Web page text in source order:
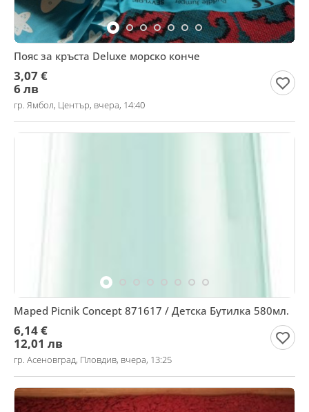
Пояс за кръста Deluxe морско конче
3,07 €
6 лв
гр. Ямбол, Център, вчера, 14:40
Maped Picnik Concept 871617 / Детска Бутилка 580мл.
6,14 €
12,01 лв
гр. Асеновград, Пловдив, вчера, 13:25